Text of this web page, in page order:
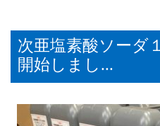
次亜塩素酸ソーダ
開始しまし...